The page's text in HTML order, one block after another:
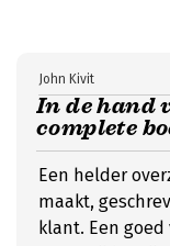
In de hand
complete
John Kivit
Een helder
maakt,
klant. Een